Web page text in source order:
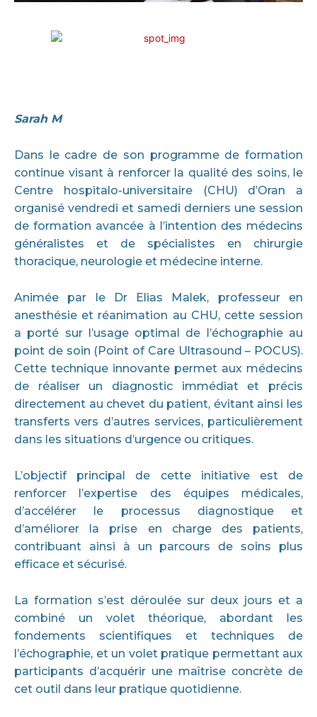
Sarah M
Dans le cadre de son programme de formation
continue visant à renforcer la qualité des soins, le
Centre hospitalo-universitaire (CHU) d’Oran a
organisé vendredi et samedi derniers une session
de formation avancée à l’intention des médecins
généralistes et de spécialistes en chirurgie
thoracique, neurologie et médecine interne.
Animée par le Dr Elias Malek, professeur en
anesthésie et réanimation au CHU, cette session
a porté sur l’usage optimal de l’échographie au
point de soin (Point of Care Ultrasound – POCUS).
Cette technique innovante permet aux médecins
de réaliser un diagnostic immédiat et précis
directement au chevet du patient, évitant ainsi les
transferts vers d’autres services, particulièrement
dans les situations d’urgence ou critiques.
L’objectif principal de cette initiative est de
renforcer l’expertise des équipes médicales,
d’accélérer le processus diagnostique et
d’améliorer la prise en charge des patients,
contribuant ainsi à un parcours de soins plus
efficace et sécurisé.
La formation s’est déroulée sur deux jours et a
combiné un volet théorique, abordant les
fondements scientifiques et techniques de
l’échographie, et un volet pratique permettant aux
participants d’acquérir une maîtrise concrète de
cet outil dans leur pratique quotidienne.